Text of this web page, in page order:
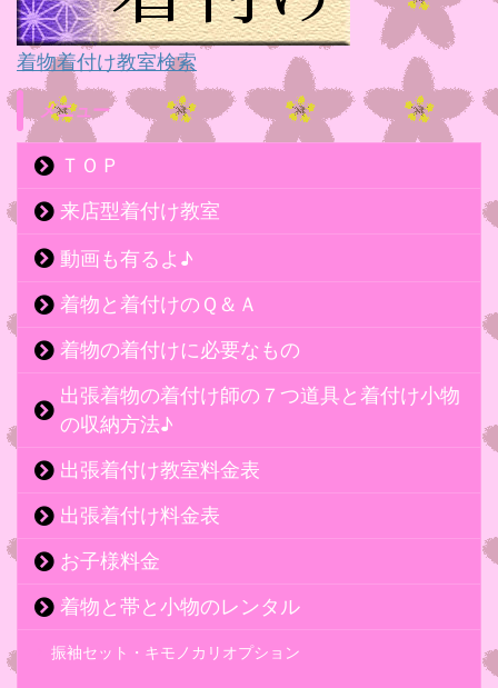
着物着付け教室検索
メニュー
ＴＯＰ
来店型着付け教室
動画も有るよ♪
着物と着付けのＱ＆Ａ
着物の着付けに必要なもの
出張着物の着付け師の７つ道具と着付け小物
の収納方法♪
出張着付け教室料金表
出張着付け料金表
お子様料金
着物と帯と小物のレンタル
振袖セット・キモノカリオプション